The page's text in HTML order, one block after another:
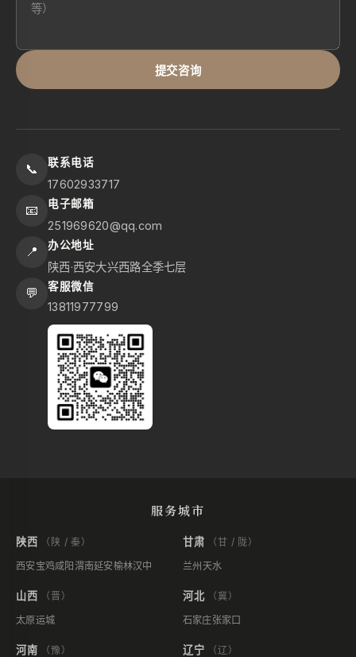
提交咨询
📞 联系电话
17602933717
📧 电子邮箱
251969620@qq.com
📍 办公地址
陕西·西安大兴西路全季七层
💬 客服微信
13811977799
服务城市
陕西
（陕 / 秦）
西安宝鸡咸阳 渭南延安榆林汉中
甘肃
（甘 / 陇）
兰州 天水
山西
（晋）
太原运城
河北
（冀）
石家庄张家口
河南 （豫） 辽宁 （辽）